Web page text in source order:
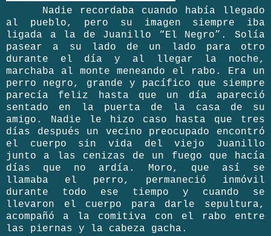
Nadie recordaba cuando había llegado
al pueblo, pero su imagen siempre iba
ligada a la de Juanillo “El Negro”. Solía
pasear a su lado de un lado para otro
durante el día y al llegar la noche,
marchaba al monte meneando el rabo. Era un
perro negro, grande y pacífico que siempre
parecía feliz hasta que un día apareció
sentado en la puerta de la casa de su
amigo. Nadie le hizo caso hasta que tres
días después un vecino preocupado encontró
el cuerpo sin vida del viejo Juanillo
junto a las cenizas de un fuego que hacía
días que no ardía. Moro, que así se
llamaba el perro, permaneció inmóvil
durante todo ese tiempo y cuando se
llevaron el cuerpo para darle sepultura,
acompañó a la comitiva con el rabo entre
las piernas y la cabeza gacha.